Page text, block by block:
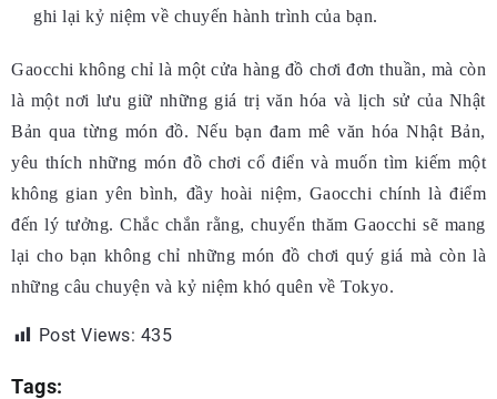
ghi lại kỷ niệm về chuyến hành trình của bạn.
Gaocchi không chỉ là một cửa hàng đồ chơi đơn thuần, mà còn
là một nơi lưu giữ những giá trị văn hóa và lịch sử của Nhật
Bản qua từng món đồ. Nếu bạn đam mê văn hóa Nhật Bản,
yêu thích những món đồ chơi cổ điển và muốn tìm kiếm một
không gian yên bình, đầy hoài niệm, Gaocchi chính là điểm
đến lý tưởng. Chắc chắn rằng, chuyến thăm Gaocchi sẽ mang
lại cho bạn không chỉ những món đồ chơi quý giá mà còn là
những câu chuyện và kỷ niệm khó quên về Tokyo.
Post Views: 435
Tags: